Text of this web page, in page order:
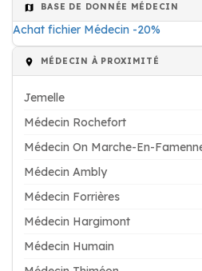
BASE DE DONNÉE MÉDECIN
Achat fichier Médecin -20%
MÉDECIN À PROXIMITÉ
Jemelle
Médecin Rochefort
Médecin On Marche-En-
Médecin Ambly
Médecin Forrières
Médecin Hargimont
Médecin Humain